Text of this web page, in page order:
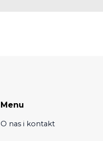
Menu
O nas i kontakt